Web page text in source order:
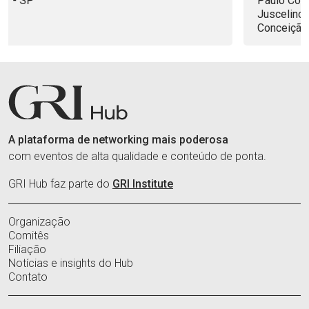
A plataforma de networking mais poderosa
com eventos de alta qualidade e conteúdo de ponta.
GRI Hub faz parte do GRI Institute
Organização
Comitês
Filiação
Notícias e insights do Hub
Contato